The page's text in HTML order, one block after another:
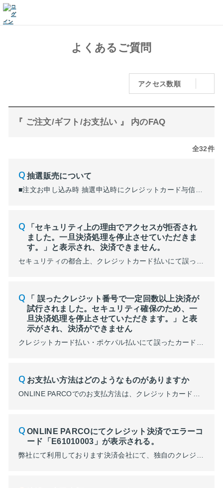
よくあるご質問
アクセス数順
『 ご注文/ギフト/お支払い 』 内のFAQ
全32件
抽選販売について
「セキュリティ上の理由でアクセスが拒否され
ました。一旦決済処理を停止させていただきま
す。」と表示され、決済できません。
「 誤ったクレジット番号で一定回数以上決済が
試行されました。セキュリティ確保のため、一
旦決済処理を停止させていただきます。」と表
示がされ、決済ができません
お支払い方法はどのようなものがありますか
ONLINE PARCOにてクレジット決済でエラーコ
ード「E61010003」が表示される。